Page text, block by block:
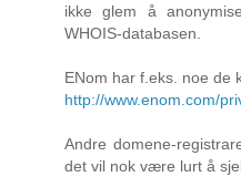
ikke glem å
WHOIS-databasen.
ENom har f.eks. noe de
http://www.enom.com/
Andre domene-
det vil nok være lurt å